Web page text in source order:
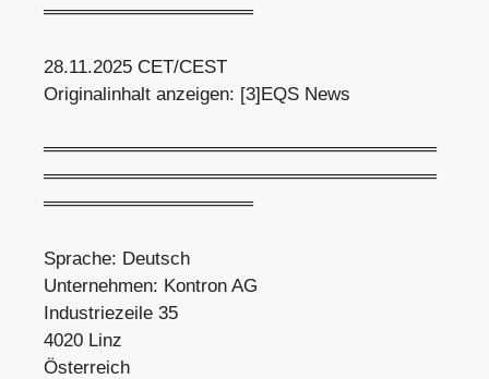
════════════════
28.11.2025 CET/CEST
Originalinhalt anzeigen: [3]EQS News
══════════════════════════════
══════════════════════════════
════════════════
Sprache: Deutsch
Unternehmen: Kontron AG
Industriezeile 35
4020 Linz
Österreich